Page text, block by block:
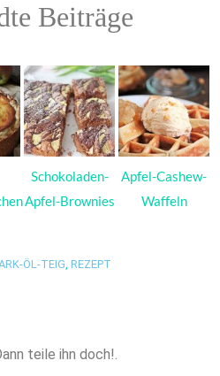
Beiträge
Schokoladen-
Apfel-Brownies
Apfel-Cashew-
Waffeln
ÖL-TEIG, REZEPT
teile ihn doch!.